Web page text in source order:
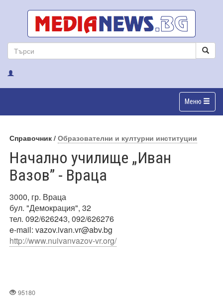
Меню
Справочник / Образователни и културни институции
Начално училище „Иван
Вазов” - Враца
3000, гр. Враца
бул. "Демокрация", 32
тел. 092/626243, 092/626276
e-mail: vazov.ivan.vr@abv.bg
http://www.nuivanvazov-vr.org/
95180